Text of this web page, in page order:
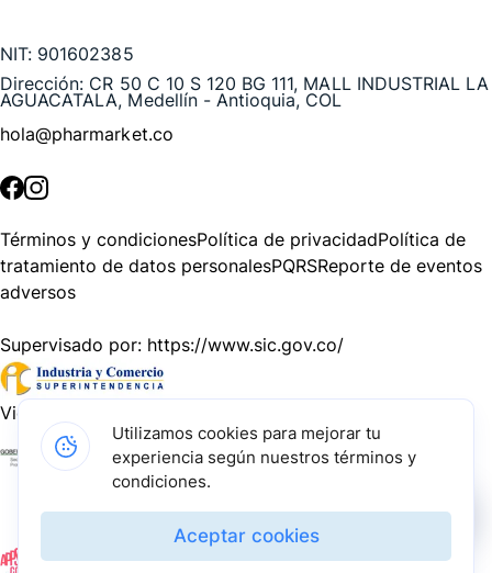
NIT: 901602385
Dirección: CR 50 C 10 S 120 BG 111, MALL INDUSTRIAL LA
AGUACATALA, Medellín - Antioquia, COL
hola@pharmarket.co
Términos y condicionesPolítica de privacidadPolítica de
tratamiento de datos personalesPQRSReporte de eventos
adversos
Supervisado por: https://www.sic.gov.co/
Vigilado por:
Gracias a nuestros impulsadores, podemos presentarte la
solución tecnológica más avanzada para resolver los
desafíos farmacéuticos de la actualidad.
Utilizamos cookies para mejorar tu
experiencia según nuestros términos y
condiciones.
Aceptar cookies